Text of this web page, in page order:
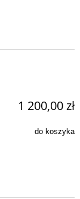
1 200,00 zł
do koszyka